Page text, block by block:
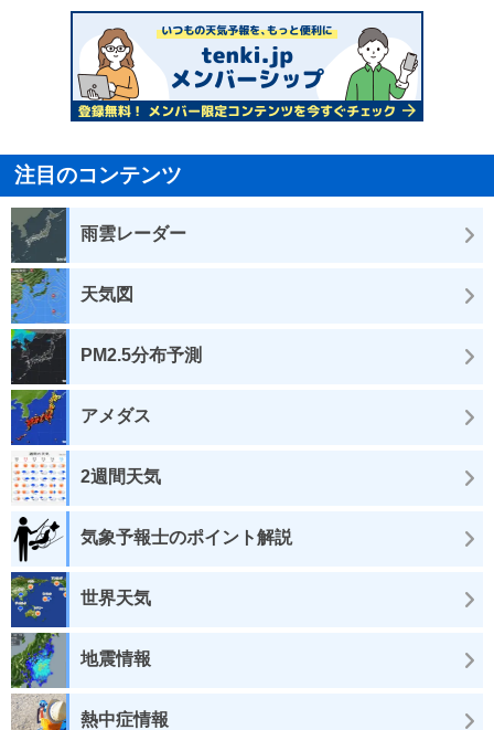
注目のコンテンツ
雨雲レーダー
天気図
PM2.5分布予測
アメダス
2週間天気
気象予報士のポイント解説
世界天気
地震情報
熱中症情報